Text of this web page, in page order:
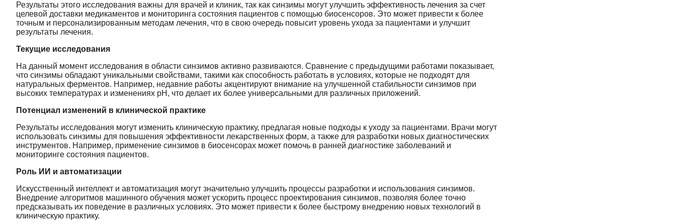
Результаты этого исследования важны для врачей и клиник, так как синзимы могут улучшить эффективность лечения за счет
целевой доставки медикаментов и мониторинга состояния пациентов с помощью биосенсоров. Это может привести к более
точным и персонализированным методам лечения, что в свою очередь повысит уровень ухода за пациентами и улучшит
результаты лечения.
Текущие исследования
На данный момент исследования в области синзимов активно развиваются. Сравнение с предыдущими работами показывает,
что синзимы обладают уникальными свойствами, такими как способность работать в условиях, которые не подходят для
натуральных ферментов. Например, недавние работы акцентируют внимание на улучшенной стабильности синзимов при
высоких температурах и изменениях pH, что делает их более универсальными для различных приложений.
Потенциал изменений в клинической практике
Результаты исследования могут изменить клиническую практику, предлагая новые подходы к уходу за пациентами. Врачи могут
использовать синзимы для повышения эффективности лекарственных форм, а также для разработки новых диагностических
инструментов. Например, применение синзимов в биосенсорах может помочь в ранней диагностике заболеваний и
мониторинге состояния пациентов.
Роль ИИ и автоматизации
Искусственный интеллект и автоматизация могут значительно улучшить процессы разработки и использования синзимов.
Внедрение алгоритмов машинного обучения может ускорить процесс проектирования синзимов, позволяя более точно
предсказывать их поведение в различных условиях. Это может привести к более быстрому внедрению новых технологий в
клиническую практику.